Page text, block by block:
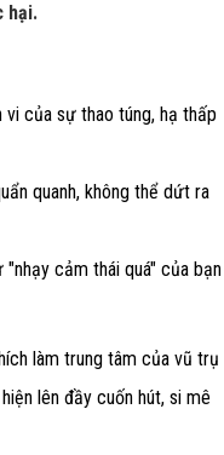
hại.
của sự thao túng, hạ thấp
quanh, không thể dứt ra
"nhạy cảm thái quá" của bạn
làm trung tâm của vũ trụ
lên đầy cuốn hút, si mê